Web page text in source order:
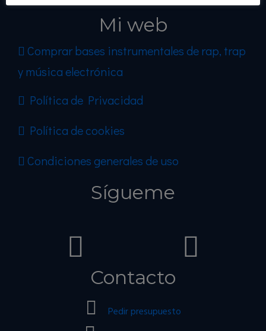
Mi web
Comprar bases instrumentales de rap, trap
y música electrónica
Política de Privacidad
Política de cookies
Condiciones generales de uso
Sígueme
Contacto
Pedir presupuesto